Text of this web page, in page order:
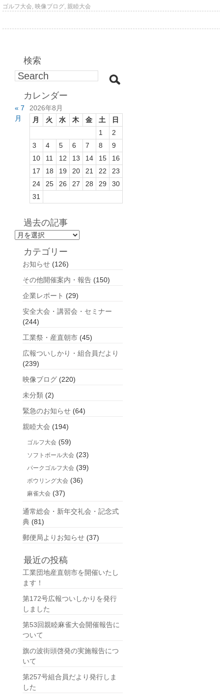
ゴルフ大会, 映像ブログ, 親睦大会
検索
カレンダー
2026年8月
月
火 水 木 金 土
日
1
2
3
4 5 6 7 8
9
10
11 12 13 14 15
16
17
18 19 20 21 22
23
24
25 26 27 28 29
30
31
« 7
月
過去の記事
過
カテゴリー
お知らせ (126)
その他開催案内・報告 (150)
企業レポート (29)
安全大会・講習会・セミナー
(244)
工業祭・産直朝市 (45)
広報ついしかり・組合員だより
(239)
映像ブログ (220)
未分類 (2)
緊急のお知らせ (64)
親睦大会 (194)
ゴルフ大会 (59)
ソフトボール大会 (23)
パークゴルフ大会 (39)
ボウリング大会 (36)
麻雀大会 (37)
通常総会・新年交礼会・記念式
典 (81)
郵便局よりお知らせ (37)
最近の投稿
工業団地産直朝市を開催いたし
ます！
第172号広報ついしかりを発行
しました
第53回親睦麻雀大会開催報告に
ついて
旗の波街頭啓発の実施報告につ
いて
第257号組合員だより発行しま
した